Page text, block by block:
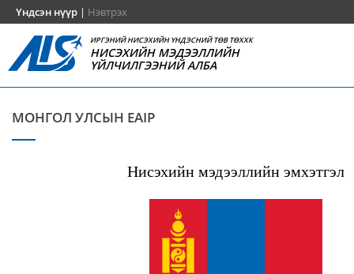
Үндсэн нүүр | Нэвтрэх
ИРГЭНИЙ НИСЭХИЙН ҮНДЭСНИЙ ТӨВ ТӨХХК
НИСЭХИЙН МЭДЭЭЛЛИЙН
ҮЙЛЧИЛГЭЭНИЙ АЛБА
МОНГОЛ УЛСЫН EAIP